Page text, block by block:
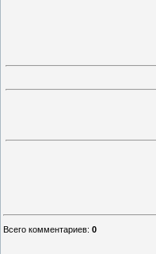
Всего комментариев: 0